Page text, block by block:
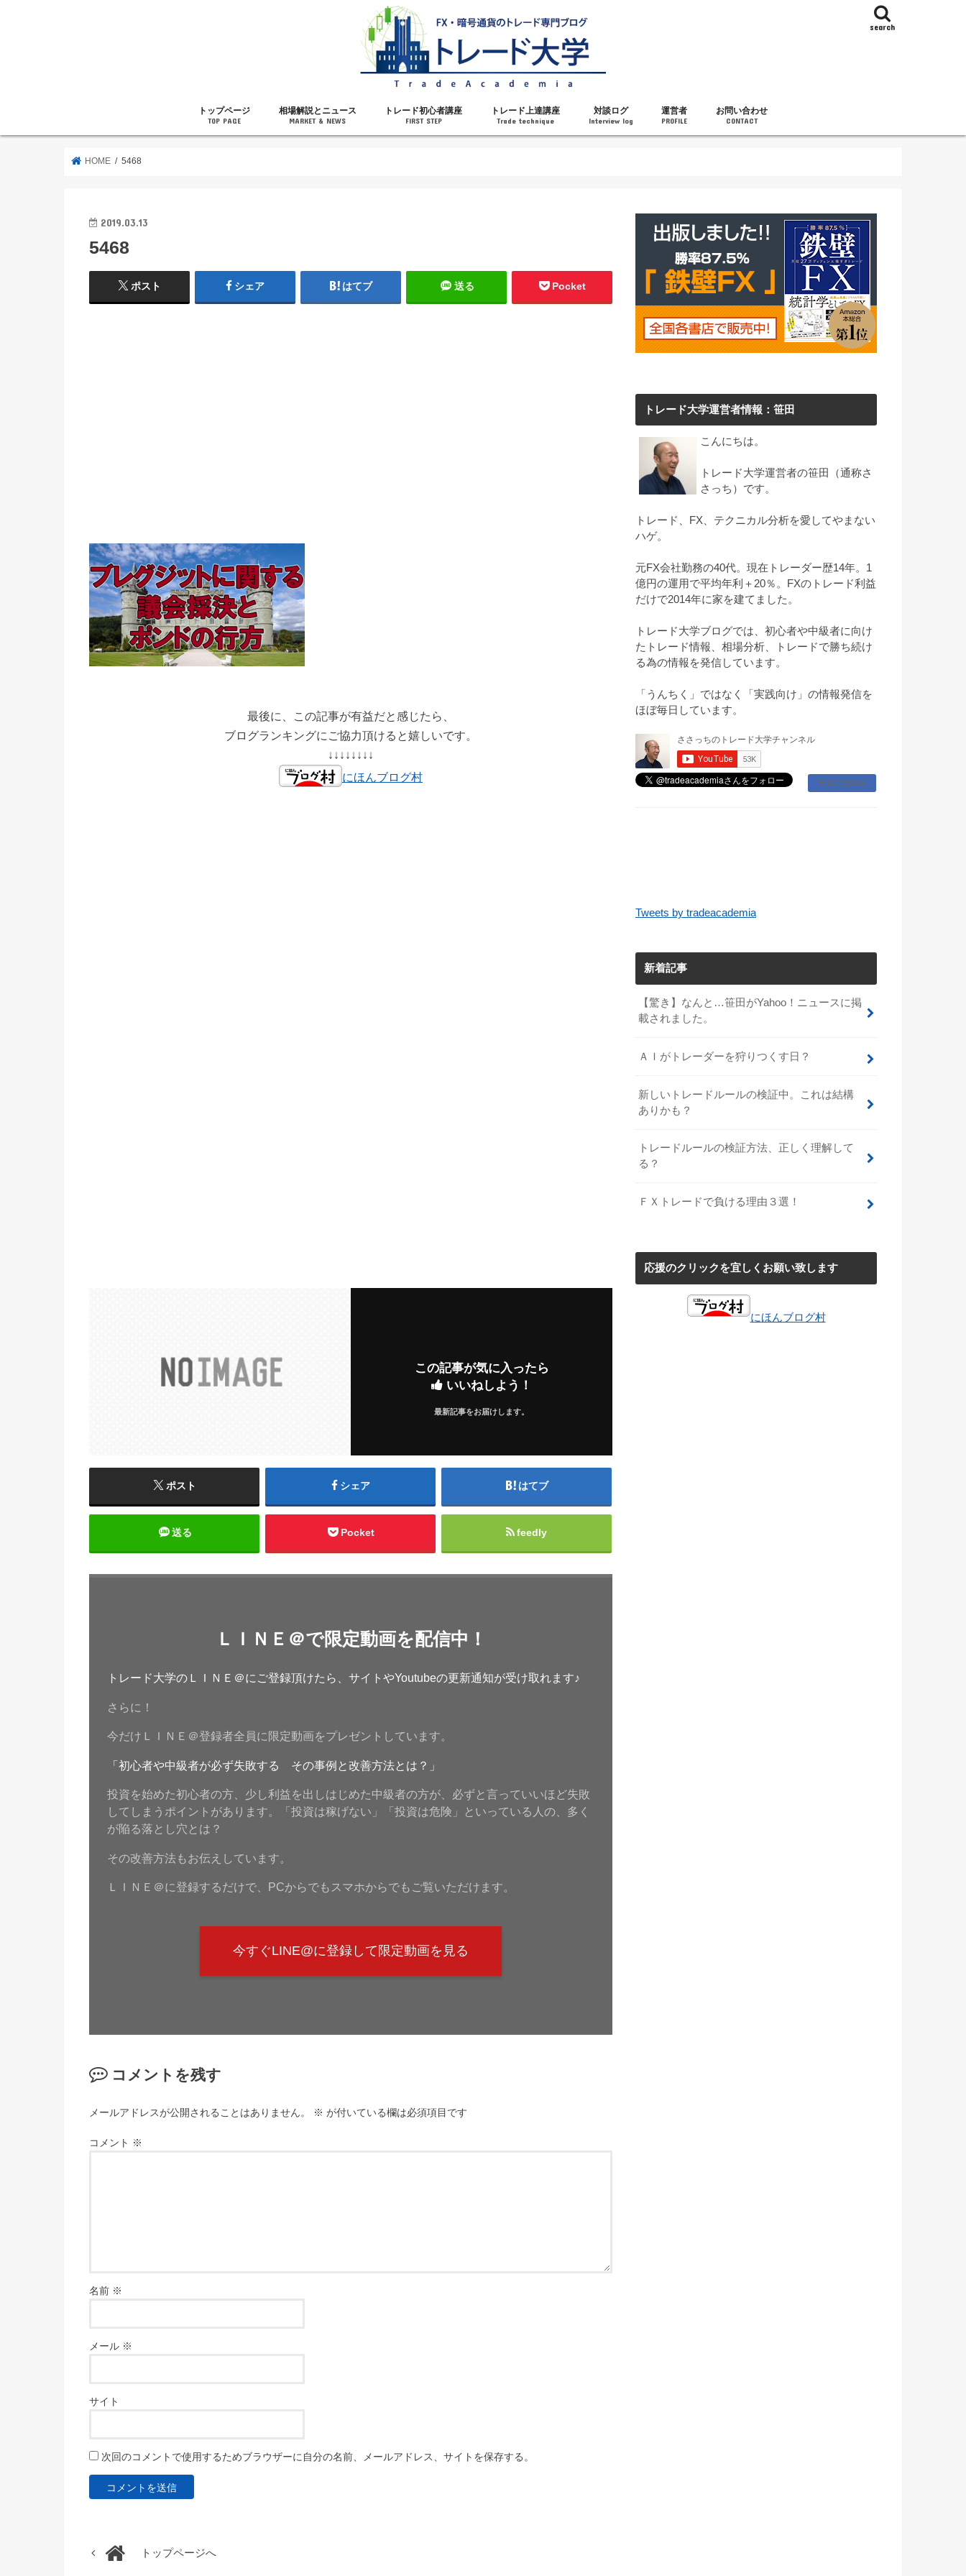
search
トップページ
TOP PAGE
相場解説とニュース
MARKET & NEWS
トレード初心者講座
FIRST STEP
トレード上達講座
Trade technique
対談ログ
Interview log
運営者
PROFILE
お問い合わせ
CONTACT
HOME 5468
2019.03.13
5468
ポスト シェア はてブ 送る Pocket
最後に、この記事が有益だと感じたら、
ブログランキングにご協力頂けると嬉しいです。
↓↓↓↓↓↓↓↓
にほんブログ村
この記事が気に入ったら
いいねしよう！
最新記事をお届けします。
ポスト シェア はてブ
送る Pocket feedly
ＬＩＮＥ＠で限定動画を配信中！
トレード大学のＬＩＮＥ＠にご登録頂けたら、サイトやYoutubeの更新通知が受け取れます♪
さらに！
今だけＬＩＮＥ＠登録者全員に限定動画をプレゼントしています。
「初心者や中級者が必ず失敗する その事例と改善方法とは？」
投資を始めた初心者の方、少し利益を出しはじめた中級者の方が、必ずと言っていいほど失敗
してしまうポイントがあります。「投資は稼げない」「投資は危険」といっている人の、多く
が陥る落とし穴とは？
その改善方法もお伝えしています。
ＬＩＮＥ＠に登録するだけで、PCからでもスマホからでもご覧いただけます。
今すぐLINE@に登録して限定動画を見る
コメントを残す
メールアドレスが公開されることはありません。 ※ が付いている欄は必須項目です
コメント ※
名前 ※
メール ※
サイト
次回のコメントで使用するためブラウザーに自分の名前、メールアドレス、サイトを保存する。
トップページへ
トレード大学運営者情報：笹田
こんにちは。
トレード大学運営者の笹田（通称さ
さっち）です。
トレード、FX、テクニカル分析を愛してやまない
ハゲ。
元FX会社勤務の40代。現在トレーダー歴14年。1
億円の運用で平均年利＋20％。FXのトレード利益
だけで2014年に家を建てました。
トレード大学ブログでは、初心者や中級者に向け
たトレード情報、相場分析、トレードで勝ち続け
る為の情報を発信しています。
「うんちく」ではなく「実践向け」の情報発信を
ほぼ毎日しています。
Facebook
Tweets by tradeacademia
新着記事
【驚き】なんと…笹田がYahoo！ニュースに掲
載されました。
ＡＩがトレーダーを狩りつくす日？
新しいトレードルールの検証中。これは結構
ありかも？
トレードルールの検証方法、正しく理解して
る？
ＦＸトレードで負ける理由３選！
応援のクリックを宜しくお願い致します
にほんブログ村